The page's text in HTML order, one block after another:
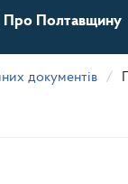
Про Полтавщину
документів